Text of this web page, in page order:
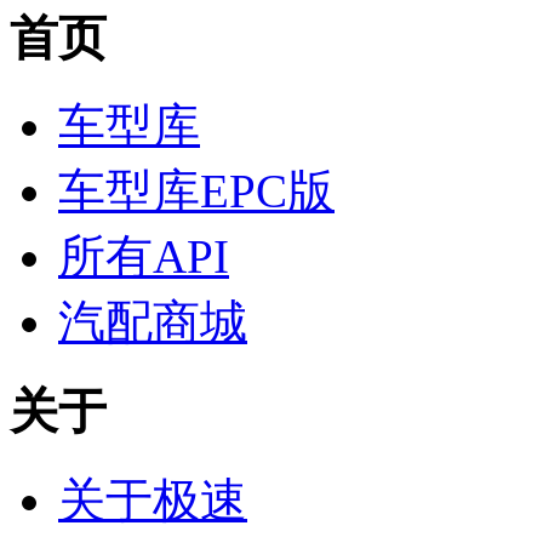
首页
车型库
车型库EPC版
所有API
汽配商城
关于
关于极速